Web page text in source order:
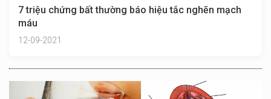
7 triệu chứng bất thường báo hiệu tắc nghẽn mạch
máu
12-09-2021